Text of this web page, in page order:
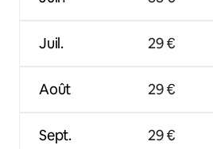
Juil.
Août
Sept.
29 €
29 €
29 €